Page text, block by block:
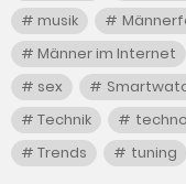
musik
Männer im Internet
sex
Technik
Trends
tuning